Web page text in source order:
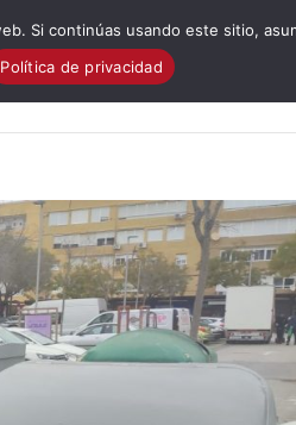
electoral Programa
Si continúas usando este sitio,
Política de privacidad